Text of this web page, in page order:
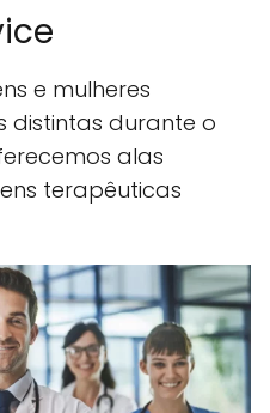
e mulheres
distintas durante o
alas
terapêuticas